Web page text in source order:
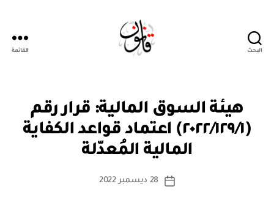
البحث القائمة
التصنيفات
هيئة السوق المالية: قرار رقم
(٢٠٢٢/١٢٩/١) اعتماد قواعد الكفاية
المالية المُعدّلة
كاتب
بو
س
ة
تاريخ
28 ديسمبر 2022